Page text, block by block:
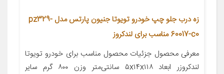
زه درب جلو چپ خودرو تویوتا جنیون پارتس مدل pz329-
60017-c0 مناسب برای لندکروز
معرفی محصول جزئیات محصول مناسب برای خودرو تویوتا
لندکروزر ابعاد ۵x۱۴x۱۱۸ سانتی‌متر وزن ۸۰۰ گرم سایر